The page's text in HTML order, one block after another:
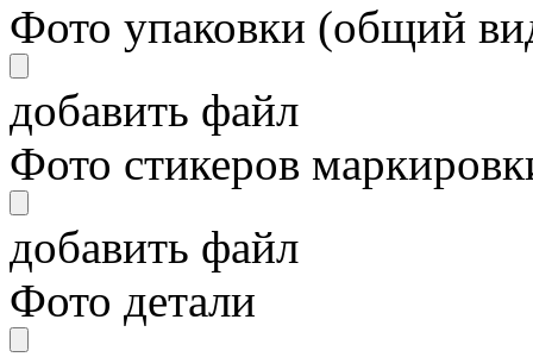
Фото упаковки (общий
добавить файл
Фото стикеров
добавить файл
Фото детали